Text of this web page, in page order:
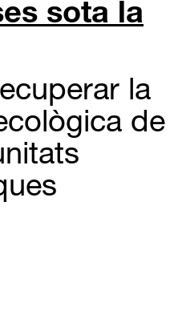
sota la
la
de